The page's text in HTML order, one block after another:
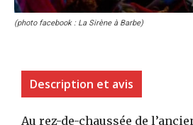
(photo facebook : La Sirène à Barbe)
Description et avis
Au rez-de-chaussée de